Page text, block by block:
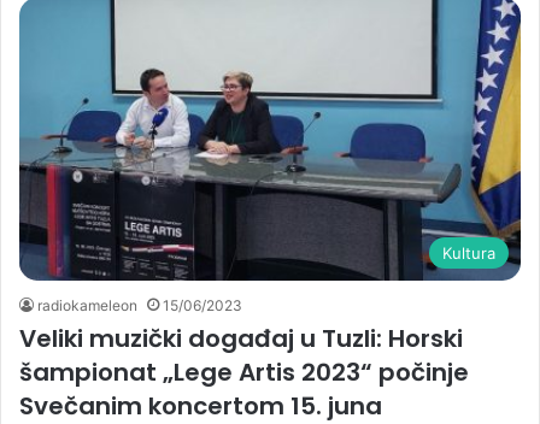
Kultura
radiokameleon 15/06/2023
Veliki muzički događaj u Tuzli: Horski
šampionat „Lege Artis 2023“ počinje
Svečanim koncertom 15. juna